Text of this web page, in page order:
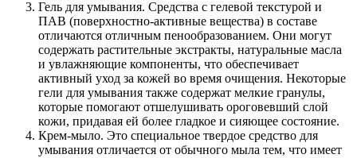
Гель для умывания. Средства с гелевой текстурой и
ПАВ (поверхностно-активные вещества) в составе
отличаются отличным пенообразованием. Они могут
содержать растительные экстракты, натуральные масла
и увлажняющие компоненты, что обеспечивает
активный уход за кожей во время очищения. Некоторые
гели для умывания также содержат мелкие гранулы,
которые помогают отшелушивать ороговевший слой
кожи, придавая ей более гладкое и сияющее состояние.
Крем-мыло. Это специальное твердое средство для
умывания отличается от обычного мыла тем, что имеет